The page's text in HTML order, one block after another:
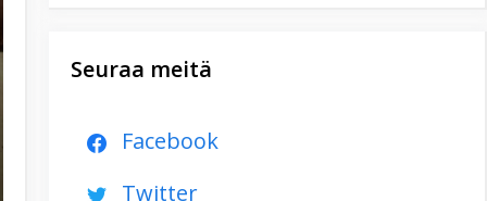
Seuraa meitä
Facebook
Twitter